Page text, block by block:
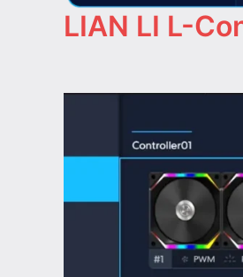
LIAN LI L-